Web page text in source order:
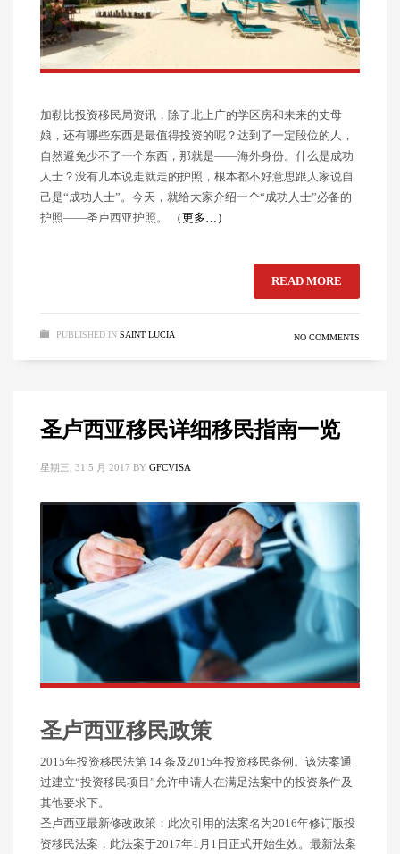
加勒比投资移民局资讯，除了北上广的学区房和未来的丈母
娘，还有哪些东西是最值得投资的呢？达到了一定段位的人，
自然避免少不了一个东西，那就是——海外身份。什么是成功
人士？没有几本说走就走的护照，根本都不好意思跟人家说自
己是“成功人士”。今天，就给大家介绍一个“成功人士”必备的
护照——圣卢西亚护照。
（更多…）
READ MORE
PUBLISHED IN SAINT LUCIA NO COMMENTS
圣卢西亚移民详细移民指南一览
星期三, 31 5 月 2017 BY GFCVISA
圣卢西亚移民政策
2015年投资移民法第 14 条及2015年投资移民条例。该法案通
过建立“投资移民项目”允许申请人在满足法案中的投资条件及
其他要求下。
圣卢西亚最新修改政策：此次引用的法案名为2016年修订版投
资移民法案，此法案于2017年1月1日正式开始生效。最新法案